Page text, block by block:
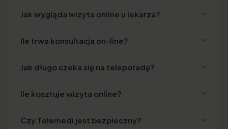
Jak wygląda wizyta online u lekarza?
Ile trwa konsultacja on-line?
Jak długo czeka się na teleporadę?
Ile kosztuje wizyta online?
Czy Telemedi jest bezpieczny?